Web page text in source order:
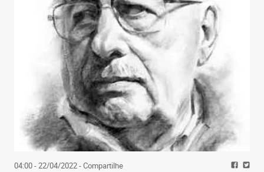
04:00 - 22/04/2022- Compartilhe